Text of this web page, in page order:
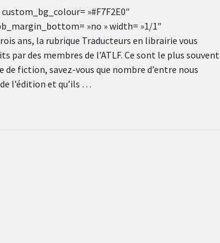
»#F7F2E0″
»no » width= »1/1″
ans, la rubrique Traducteurs en librairie vous
par des membres de l’ATLF. Ce sont le plus souvent
fiction, savez-vous que nombre d’entre nous
l’édition et qu’ils …